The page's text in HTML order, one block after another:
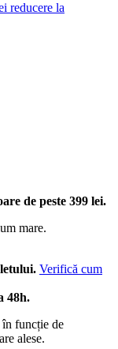
reducere la
de peste 399 lei.
mare.
Verifică cum
48h.
în funcție de
alese.